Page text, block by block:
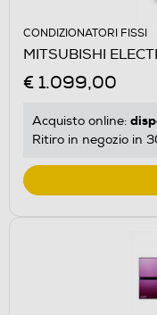
CONDIZIONATORI FISSI
€ 1.099,00
Acquisto online:
Ritiro in negozio in